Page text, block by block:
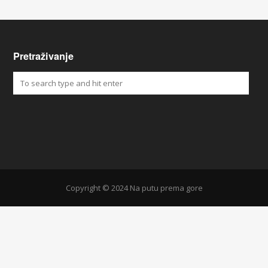
Pretraživanje
Copyright © 2024 Na putu prema gore